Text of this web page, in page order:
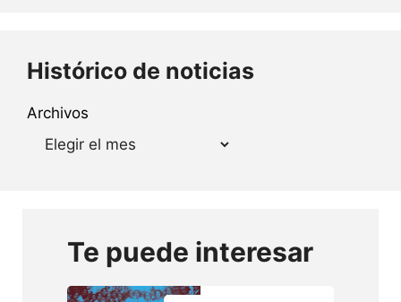
Histórico de noticias
Archivos
Te puede interesar